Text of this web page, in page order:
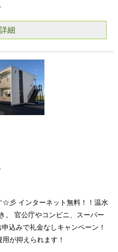
詳細
☆彡 インターネット無料！！温水
。 官公庁やコンビニ、スーパー
込みで礼金なしキャンペーン！
が抑えられます！